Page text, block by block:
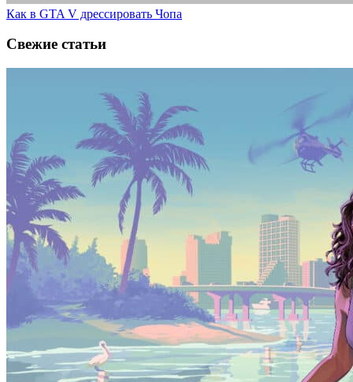
Как в GTA V дрессировать Чопа
Свежие статьи